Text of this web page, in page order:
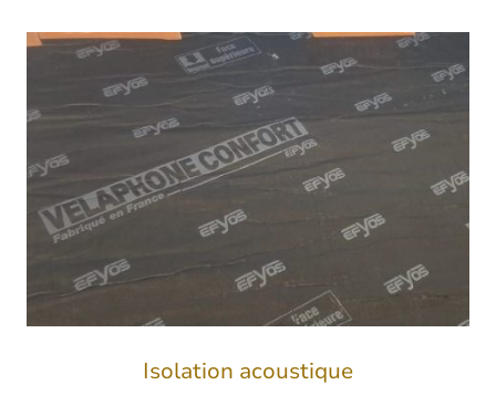
Isolation acoustique